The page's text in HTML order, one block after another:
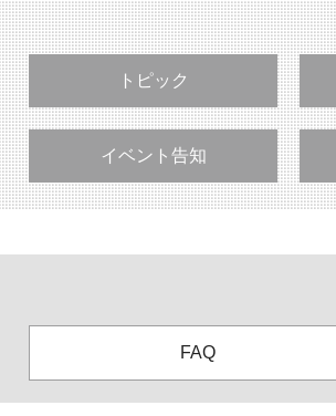
トピック
イベント告知
FAQ